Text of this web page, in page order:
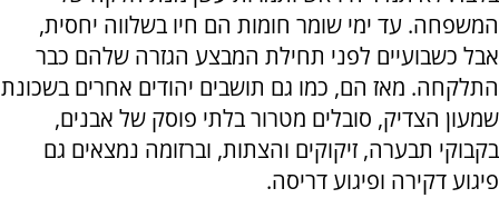
המשפחה. עד ימי שומר חומות הם חיו בשלווה יחסית,
אבל כשבועיים לפני תחילת המבצע הגזרה שלהם כבר
התלקחה. מאז הם, כמו גם תושבים יהודים אחרים בשכונת
שמעון הצדיק, סובלים מטרור בלתי פוסק של אבנים,
בקבוקי תבערה, זיקוקים והצתות, וברזומה נמצאים גם
פיגוע דקירה ופיגוע דריסה.